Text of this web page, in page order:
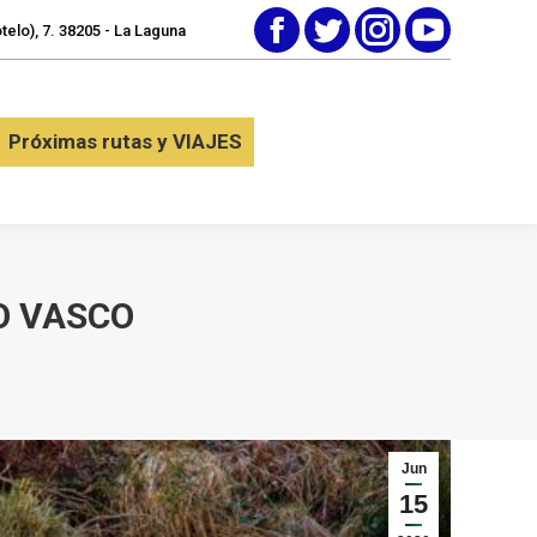
7. 38205 - La Laguna
FacebookTwitterInstagramYouTube
Próximas rutas y VIAJES
VASCO
Jun
15